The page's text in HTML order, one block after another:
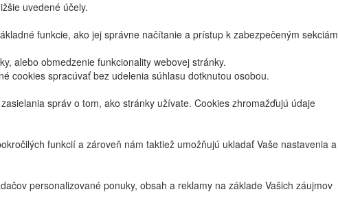
uvedené účely.
funkcie, ako jej správne načítanie a prístup k zabezpečeným sekciám
alebo obmedzenie funkcionality webovej stránky.
cookies spracúvať bez udelenia súhlasu dotknutou osobou.
správ o tom, ako stránky užívate. Cookies zhromažďujú údaje
funkcií a zároveň nám taktiež umožňujú ukladať Vaše nastavenia a
personalizované ponuky, obsah a reklamy na základe Vašich záujmov